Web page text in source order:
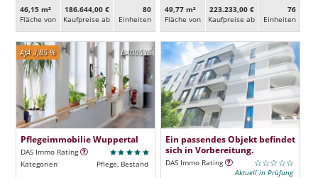
46,15 m²
Fläche von
186.644,00 €
Kaufpreise ab
80
Ein­heiten
49,77 m²
Fläche von
223.233,00 €
Kaufpreise ab
76
Ein­heiten
DA00536
AfA 3,85 %
Pflegeimmobilie Wuppertal
DAS Immo Rating
Kategorien
Pflege, Bestand
Ein passendes Objekt befindet
sich in Vorbereitung.
DAS Immo Rating
Aktuell in Prüfung